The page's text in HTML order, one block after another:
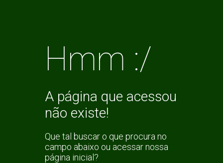
Hmm :/
A página que acessou
não existe!
Que tal buscar o que procura no
campo abaixo ou acessar nossa
página inicial?